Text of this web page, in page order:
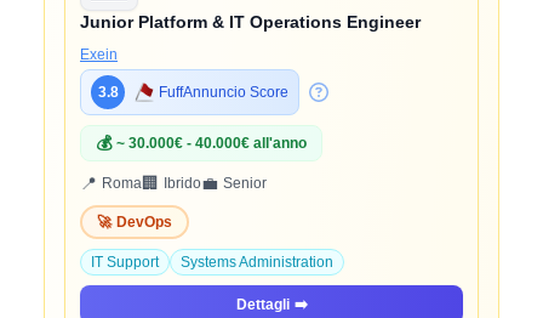
Junior Platform & IT Operations Engineer
Exein
3.8 FuffAnnuncio Score
💰 ~ 30.000€ - 40.000€ all'anno
📍 Roma🏢 Ibrido💼 Senior
🚀 DevOps
IT Support Systems Administration
Dettagli ➡️